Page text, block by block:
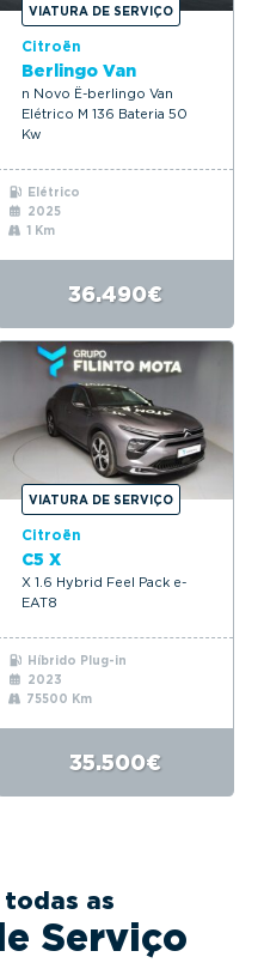
VIATURA DE SERVIÇO
Citroën
Berlingo Van
n Novo Ë-berlingo Van
Elétrico M 136 Bateria 50
Kw
Elétrico
2025
1 Km
36.490€
VIATURA DE SERVIÇO
Citroën
C5 X
X 1.6 Hybrid Feel Pack e-
EAT8
Híbrido Plug-in
2023
75500 Km
35.500€
todas as
Serviço